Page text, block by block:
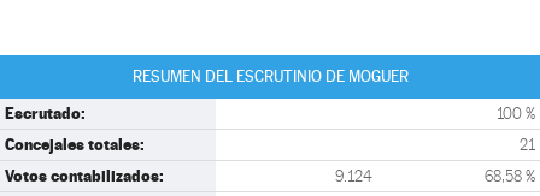
RESUMEN DEL ESCRUTINIO DE MOGUER
Escrutado: 100 %
Concejales totales: 21
Votos contabilizados: 9.124 68,58 %